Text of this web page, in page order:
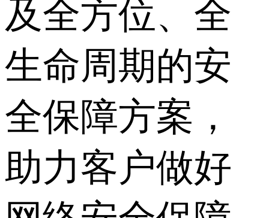
及全方位、全
生命周期的安
全保障方案，
助力客户做好